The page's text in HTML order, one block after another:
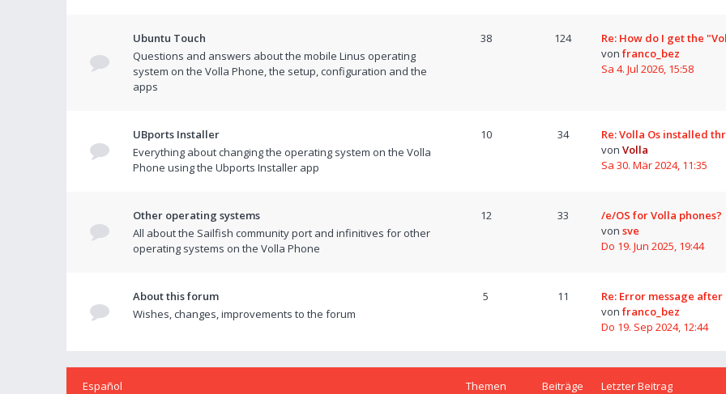
Ubuntu Touch
Questions and answers about the mobile Linus operating
system on the Volla Phone, the setup, configuration and the
apps
38 124
Re: How do I get the
von franco_bez
Sa 4. Jul 2026, 15:58
UBports Installer
Everything about changing the operating system on the Volla
Phone using the Ubports Installer app
10 34
Re: Volla Os installed
von Volla
Sa 30. Mär 2024, 11:35
Other operating systems
All about the Sailfish community port and infinitives for other
operating systems on the Volla Phone
12 33
/e/OS for Volla phones?
von sve
Do 19. Jun 2025, 19:44
About this forum
Wishes, changes, improvements to the forum
5 11
Re: Error message
von franco_bez
Do 19. Sep 2024, 12:44
Español Themen Beiträge Letzter Beitrag